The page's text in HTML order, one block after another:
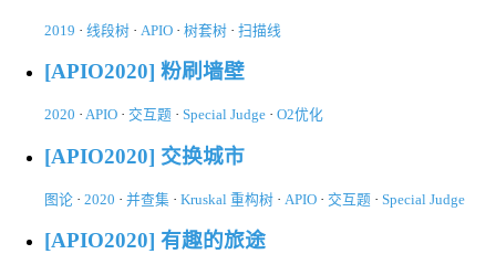
2019 · 线段树 · APIO · 树套树 · 扫描线
[APIO2020] 粉刷墙壁
2020 · APIO · 交互题 · Special Judge · O2优化
[APIO2020] 交换城市
图论 · 2020 · 并查集 · Kruskal 重构树 · APIO · 交互题 · Special Judge
[APIO2020] 有趣的旅途